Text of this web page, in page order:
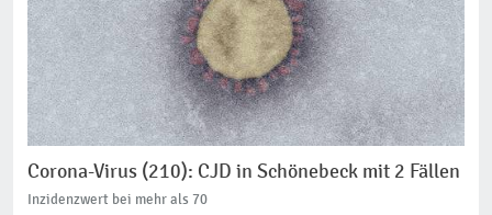
Corona-Virus (210): CJD in Schönebeck mit 2 Fällen
Inzidenzwert bei mehr als 70